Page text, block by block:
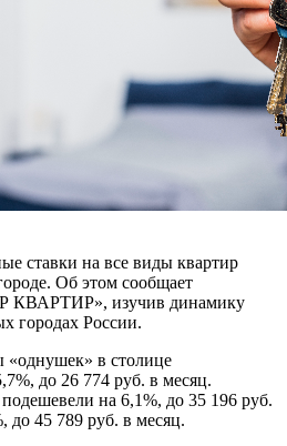
ставки на все виды квартир
Об этом сообщает
КВАРТИР», изучив динамику
городах России.
«однушек» в столице
до 26 774 руб. в месяц.
на 6,1%, до 35 196 руб.
до 45 789 руб. в месяц.